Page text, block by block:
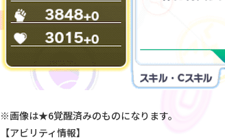
※画像は★6覚醒済みのものになります。
【アビリティ情報】